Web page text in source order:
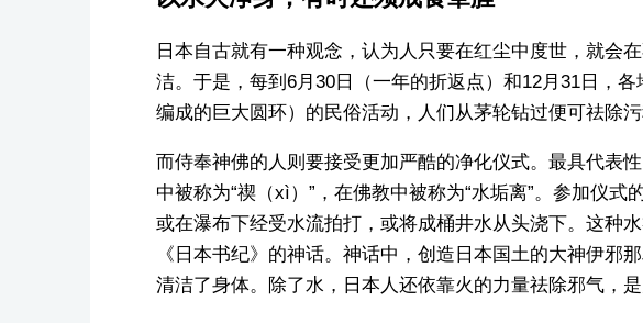
日本自古就有一种观念，认为人只要在红尘中度世，就会
洁。于是，每到6月30日（一年的折返点）和12月31日，各
编成的巨大圆环）的民俗活动，人们从茅轮钻过便可祛除污
而侍奉神佛的人则要接受更加严酷的净化仪式。最具代表
中被称为“禊（xì）”，在佛教中被称为“水垢离”。参加仪式
或在瀑布下经受水流拍打，或将成桶井水从头浇下。这种
《日本书纪》的神话。神话中，创造日本国土的大神伊邪
清洁了身体。除了水，日本人还依靠火的力量祛除邪气，是